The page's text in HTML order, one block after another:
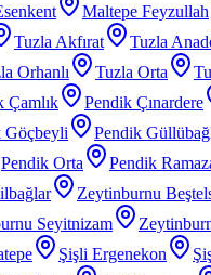
Maltepe Feyzullah
Tuzla Akfırat Tuzla
Orhanlı Tuzla Orta
Çamlık Pendik Çınardere
Göçbeyli Pendik
Pendik Orta Pendik
Zeytinburnu
Seyitnizam
Şişli Ergenekon